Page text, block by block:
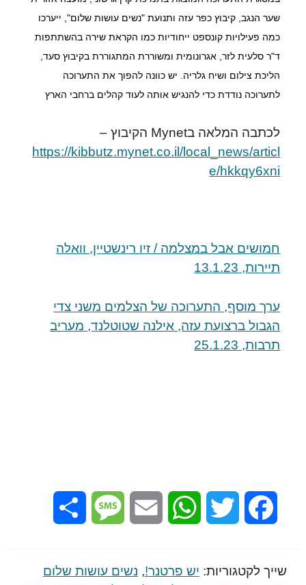
כמה פעילויות קונספט ייחודיות כמו הקראת שירה בהשתתפות
לתערוכה נודדת כדי להנגיש אותה לעוד קהלים ברחבי הארץ
לכתבה המלאה בMynet הקיבוץ –
https://kibbutz.mynet.co.il/local_news/articl
e/hkkqy6xni
חמושים אבל במצלמה / זיו רינשטיין, וואלה
תיירות, 13.1.23
ערך מוסף, התערוכה של הצלמים משני צדי
הגבול ברצועת עזה, אילנה שטוטלנד, מעריב
תרבות, 25.1.23
Facebook
Twitter
WhatsApp
Email
Message
שייך לקטגוריות: יש פרטנר!, נשים עושות שלום